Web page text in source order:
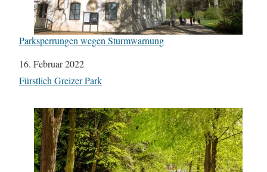
Parksperrungen wegen Sturmwarnung
Datum
16. Februar 2022
In Bezug auf
Fürstlich Greizer Park